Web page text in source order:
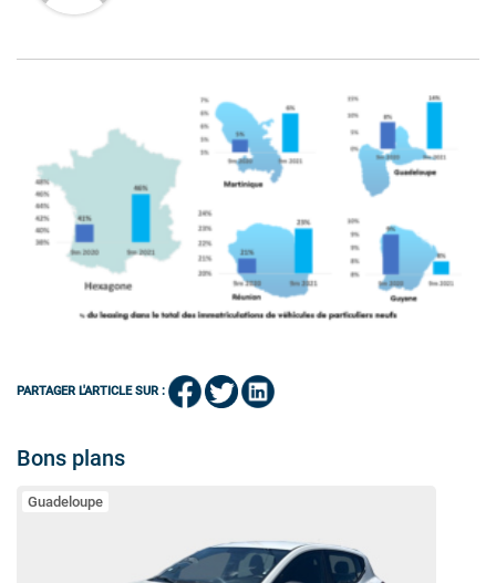
PARTAGER L'ARTICLE SUR :
Bons plans
Guadeloupe